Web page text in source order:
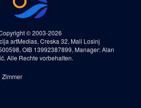
© 2003-2026
artMedias, Creska 32, Mali Losinj
OIB 13992387899, Manager: Alan
Alle Rechte vorbehalten.
Zimmer